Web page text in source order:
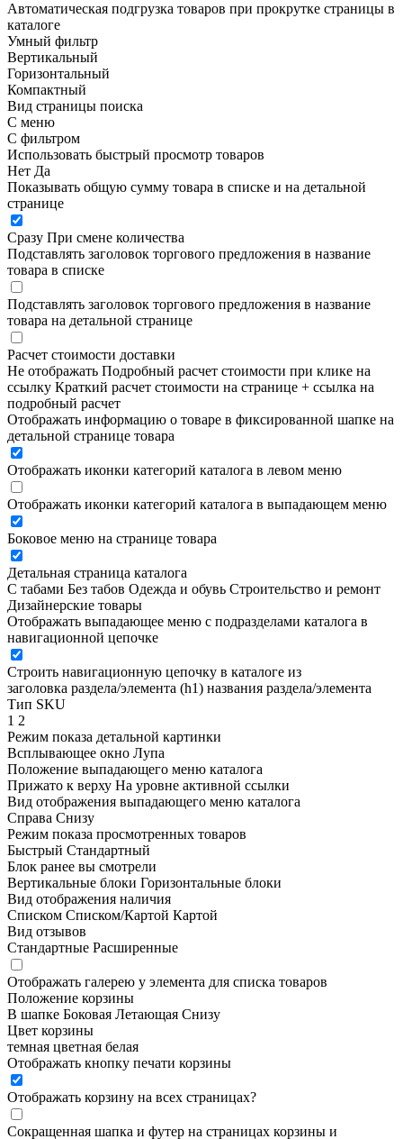
Автоматическая подгрузка товаров при прокрутке страницы в
каталоге
Умный фильтр
Вертикальный
Горизонтальный
Компактный
Вид страницы поиска
С меню
С фильтром
Использовать быстрый просмотр товаров
Нет Да
Показывать общую сумму товара в списке и на детальной
странице
Сразу При смене количества
Подставлять заголовок торгового предложения в название
товара в списке
Подставлять заголовок торгового предложения в название
товара на детальной странице
Расчет стоимости доставки
Не отображать Подробный расчет стоимости при клике на
ссылку Краткий расчет стоимости на странице + ссылка на
подробный расчет
Отображать информацию о товаре в фиксированной шапке на
детальной странице товара
Отображать иконки категорий каталога в левом меню
Отображать иконки категорий каталога в выпадающем меню
Боковое меню на странице товара
Детальная страница каталога
С табами Без табов Одежда и обувь Строительство и ремонт
Дизайнерские товары
Отображать выпадающее меню с подразделами каталога в
навигационной цепочке
Строить навигационную цепочку в каталоге из
заголовка раздела/элемента (h1) названия раздела/элемента
Тип SKU
1 2
Режим показа детальной картинки
Всплывающее окно Лупа
Положение выпадающего меню каталога
Прижато к верху На уровне активной ссылки
Вид отображения выпадающего меню каталога
Справа Снизу
Режим показа просмотренных товаров
Быстрый Стандартный
Блок ранее вы смотрели
Вертикальные блоки Горизонтальные блоки
Вид отображения наличия
Списком Списком/Картой Картой
Вид отзывов
Стандартные Расширенные
Отображать галерею у элемента для списка товаров
Положение корзины
В шапке Боковая Летающая Снизу
Цвет корзины
темная цветная белая
Отображать кнопку печати корзины
Отображать корзину на всех страницах?
Сокращенная шапка и футер на страницах корзины и